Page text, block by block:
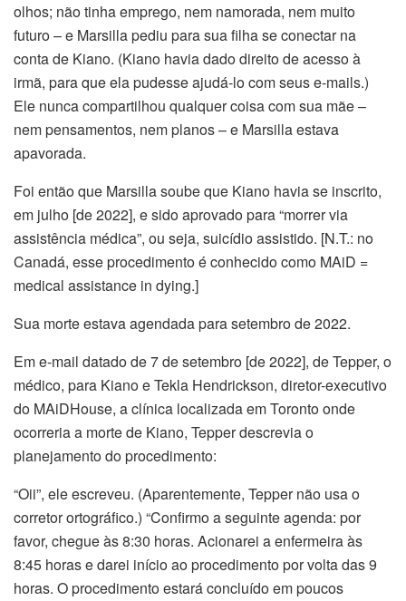
olhos; não tinha emprego, nem namorada, nem muito
futuro – e Marsilla pediu para sua filha se conectar na
conta de Kiano. (Kiano havia dado direito de acesso à
irmã, para que ela pudesse ajudá-lo com seus e-mails.)
Ele nunca compartilhou qualquer coisa com sua mãe –
nem pensamentos, nem planos – e Marsilla estava
apavorada.
Foi então que Marsilla soube que Kiano havia se inscrito,
em julho [de 2022], e sido aprovado para “morrer via
assistência médica”, ou seja, suicídio assistido. [N.T.: no
Canadá, esse procedimento é conhecido como MAiD =
medical assistance in dying.]
Sua morte estava agendada para setembro de 2022.
Em e-mail datado de 7 de setembro [de 2022], de Tepper, o
médico, para Kiano e Tekla Hendrickson, diretor-executivo
do MAiDHouse, a clínica localizada em Toronto onde
ocorreria a morte de Kiano, Tepper descrevia o
planejamento do procedimento:
“Oii”, ele escreveu. (Aparentemente, Tepper não usa o
corretor ortográfico.) “Confirmo a seguinte agenda: por
favor, chegue às 8:30 horas. Acionarei a enfermeira às
8:45 horas e darei início ao procedimento por volta das 9
horas. O procedimento estará concluído em poucos